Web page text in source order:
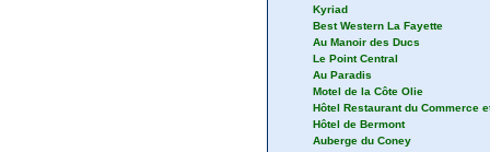
Kyriad
Best Western La Fayette
Au Manoir des Ducs
Le Point Central
Au Paradis
Motel de la Côte Olie
Hôtel Restaurant du Commerce
Hôtel de Bermont
Auberge du Coney